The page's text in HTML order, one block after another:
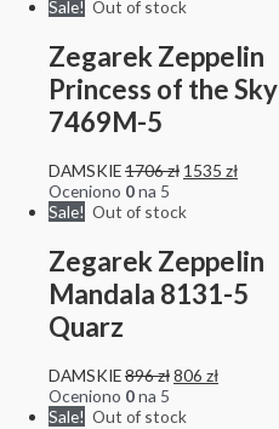
Sale! Out of stock
Zegarek Zeppelin
Princess of the Sky
7469M-5
DAMSKIE1706zł 1535 zł
Oceniono 0na 5
Sale! Out of stock
Zegarek Zeppelin
Mandala 8131-5
Quarz
DAMSKIE896zł806 zł
Oceniono 0na 5
Sale! Out of stock